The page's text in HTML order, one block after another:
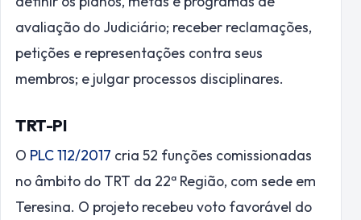
avaliação do Judiciário; receber reclamações,
petições e representações contra seus
membros; e julgar processos disciplinares.
TRT-PI
O PLC 112/2017 cria 52 funções comissionadas
no âmbito do TRT da 22ª Região, com sede em
Teresina. O projeto recebeu voto favorável do